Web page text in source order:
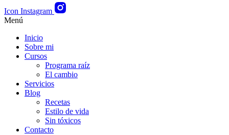
Icon Instagram
Menú
Inicio
Sobre mi
Cursos
Programa raíz
El cambio
Servicios
Blog
Recetas
Estilo de vida
Sin tóxicos
Contacto